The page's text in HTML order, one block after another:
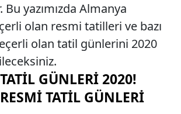
yazımızda Almanya
olan resmi tatilleri ve bazı
olan tatil günlerini 2020
GÜNLERI 2020!
TATIL GÜNLERI